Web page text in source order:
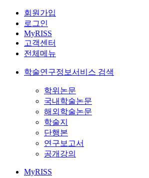
회원가입
로그인
MyRISS
고객센터
전체메뉴
학술연구정보서비스 검색
학위논문
국내학술논문
해외학술논문
학술지
단행본
연구보고서
공개강의
MyRISS